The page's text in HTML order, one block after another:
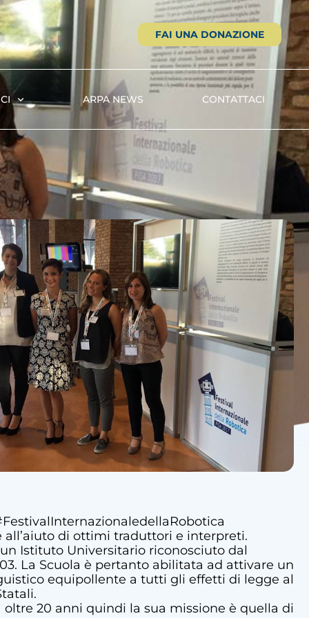
FAI UNA DONAZIONE
ARPA NEWS CONTATTACI
all’aiuto di ottimi traduttori e interpreti.
Istituto Universitario riconosciuto dal
La Scuola è pertanto abilitata ad attivare un
equipollente a tutti gli effetti di legge al
oltre 20 anni quindi la sua missione è quella di